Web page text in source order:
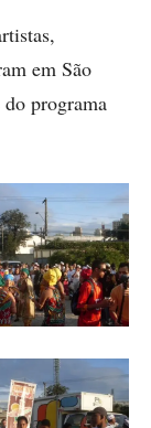
em São
programa